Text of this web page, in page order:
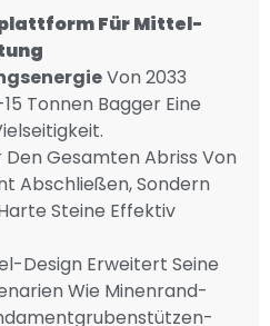
Für Mittel-
Von 2033
Tonnen Bagger Eine
Den Gesamten Abriss Von
Abschließen, Sondern
Steine Effektiv
Design Erweitert Seine
Wie Minenrand-